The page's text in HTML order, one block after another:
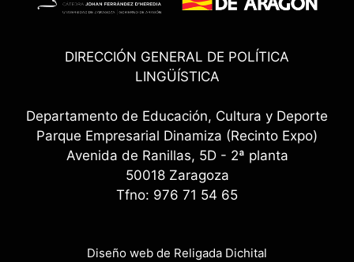
DIRECCIÓN GENERAL DE POLÍTICA
LINGÜÍSTICA
Departamento de Educación, Cultura y Deporte
Parque Empresarial Dinamiza (Recinto Expo)
Avenida de Ranillas, 5D - 2ª planta
50018 Zaragoza
Tfno: 976 71 54 65
Diseño web de Religada Dichital